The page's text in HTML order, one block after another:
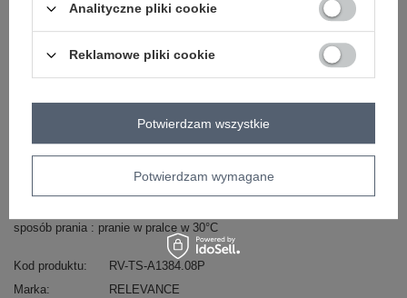
Zobacz wszystkie kolory (+1)
Masz pytanie? Chętnie pomożemy.
sposób prania : pranie w pralce w 30°C
Kod produktu
RV-TS-A1384.08P
Marka
RELEVANCE
Analityczne pliki cookie
Reklamowe pliki cookie
Potwierdzam wymagane
Potwierdzam wszystkie